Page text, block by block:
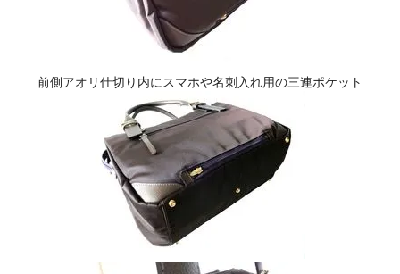
前側アオリ仕切り内にスマホや名刺入れ用の三連ポケット